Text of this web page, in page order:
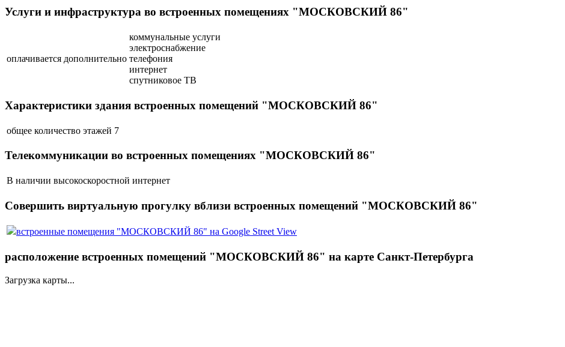
Услуги и инфраструктура во встроенных помещениях "МОСКОВСКИЙ 86"
оплачивается дополнительно
коммунальные услуги
электроснабжение
телефония
интернет
спутниковое ТВ
Характеристики здания встроенных помещений "МОСКОВСКИЙ 86"
общее количество этажей 7
Телекоммуникации во встроенных помещениях "МОСКОВСКИЙ 86"
В наличии высокоскоростной интернет
Совершить виртуальную прогулку вблизи встроенных помещений "МОСКОВСКИЙ 86"
встроенные помещения "МОСКОВСКИЙ 86" на Google Street View
расположение встроенных помещений "МОСКОВСКИЙ 86" на карте Санкт-Петербурга
Загрузка карты...